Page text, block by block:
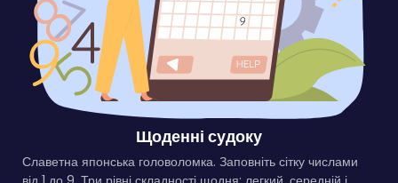
Щоденні судоку
Славетна японська головоломка. Заповніть сітку числами